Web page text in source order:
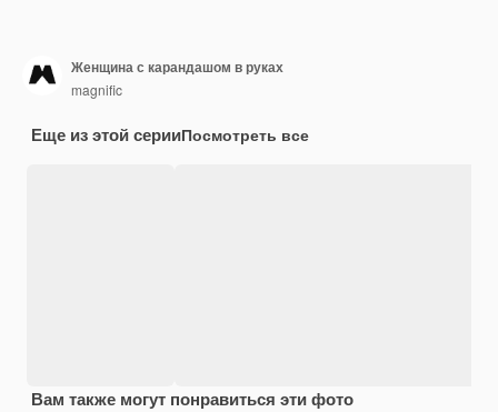
Женщина с карандашом в руках
magnific
Еще из этой серииПосмотреть все
Вам также могут понравиться эти фото